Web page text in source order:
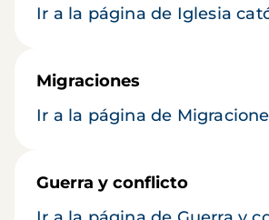
Ir a la página de Iglesia
Migraciones
Ir a la página de
Guerra y conflicto